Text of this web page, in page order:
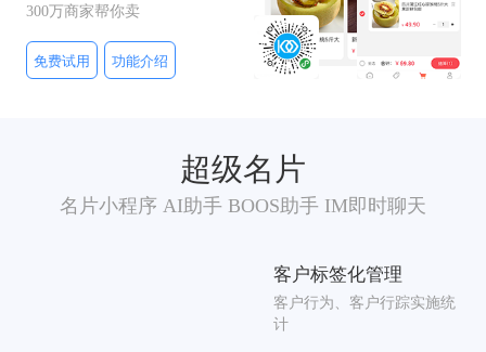
300万商家帮你卖
免费试用 功能介绍
超级名片
名片小程序 AI助手 BOOS助手 IM即时聊天
客户标签化管理
客户行为、客户行踪实施统
计